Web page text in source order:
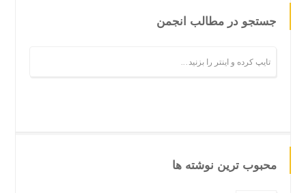
جستجو در مطالب انجمن
محبوب ترین نوشته ها